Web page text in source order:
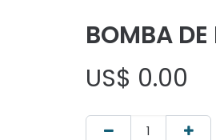
BOMBA DE
US$ 0.00